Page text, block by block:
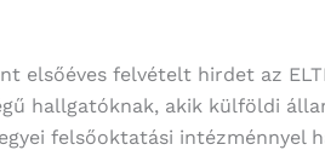
elsőéves felvételt hirdet az
hallgatóknak, akik külföldi
felsőoktatási intézménnyel